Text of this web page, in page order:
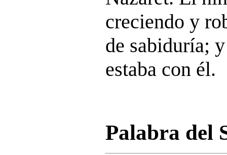
creciendo y
de sabiduría;
estaba con él.
Palabra del